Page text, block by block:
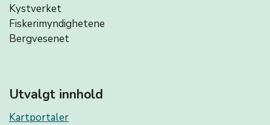
Kystverket
Fiskerimyndighetene
Bergvesenet
Utvalgt innhold
Kartportaler